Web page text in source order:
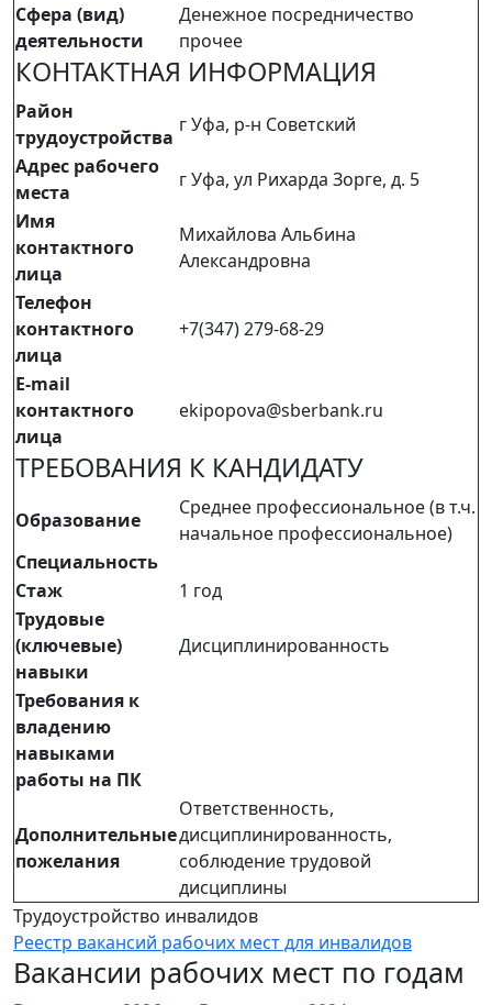
Сфера (вид)
деятельности
Денежное посредничество
прочее
КОНТАКТНАЯ ИНФОРМАЦИЯ
Район
трудоустройства
г Уфа, р-н Советский
Адрес рабочего
места
г Уфа, ул Рихарда Зорге, д. 5
Имя
контактного
лица
Михайлова Альбина
Александровна
Телефон
контактного
лица
+7(347) 279-68-29
E-mail
контактного
лица
ekipopova@sberbank.ru
ТРЕБОВАНИЯ К КАНДИДАТУ
Образование
Среднее профессиональное (в т.ч.
начальное профессиональное)
Специальность
Стаж
1 год
Трудовые
(ключевые)
навыки
Дисциплинированность
Требования к
владению
навыками
работы на ПК
Дополнительные
пожелания
Ответственность,
дисциплинированность,
соблюдение трудовой
дисциплины
Трудоустройство инвалидов
Реестр вакансий рабочих мест для инвалидов
Вакансии рабочих мест по годам